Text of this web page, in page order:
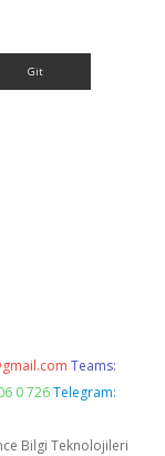
Teams:
0 726 Telegram:
Bilgi Teknolojileri